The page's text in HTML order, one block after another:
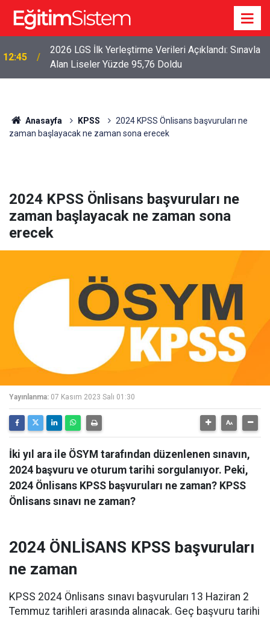
12:45
2026 LGS İlk Yerleştirme Verileri Açıklandı: Sınavla
Alan Liseler Yüzde 95,76 Doldu
Anasayfa KPSS
2024 KPSS Önlisans başvuruları ne
zaman başlayacak ne zaman sona erecek
2024 KPSS Önlisans başvuruları ne
zaman başlayacak ne zaman sona
erecek
Yayınlanma: 07 Kasım 2023 Salı 01:30
İki yıl ara ile ÖSYM tarafından düzenlenen sınavın,
2024 başvuru ve oturum tarihi sorgulanıyor. Peki,
2024 Önlisans KPSS başvuruları ne zaman? KPSS
Önlisans sınavı ne zaman?
2024 ÖNLİSANS KPSS başvuruları
ne zaman
KPSS 2024 Önlisans sınavı başvuruları 13 Haziran 2
Temmuz tarihleri arasında alınacak. Geç başvuru tarihi